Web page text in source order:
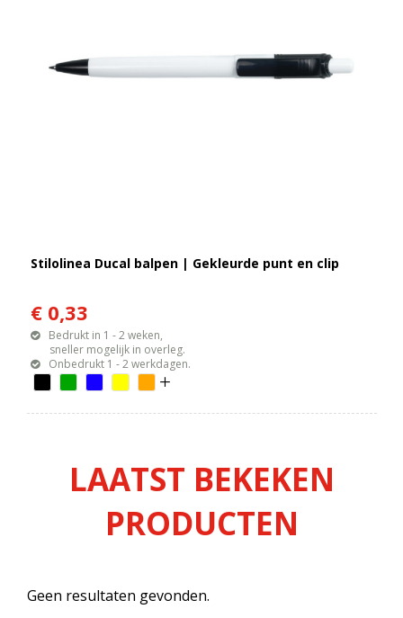
Stilolinea Ducal balpen | Gekleurde punt en clip
€ 0,33
Bedrukt in 1 - 2 weken,
sneller mogelijk in overleg.
Onbedrukt 1 - 2 werkdagen.
LAATST BEKEKEN
PRODUCTEN
Geen resultaten gevonden.